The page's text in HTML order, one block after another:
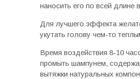
наносить его по всей длине
Для лучшего эффекта
укутать голову чем-то
Время воздействия 8-10
промыть шампунем,
вытяжки натуральных